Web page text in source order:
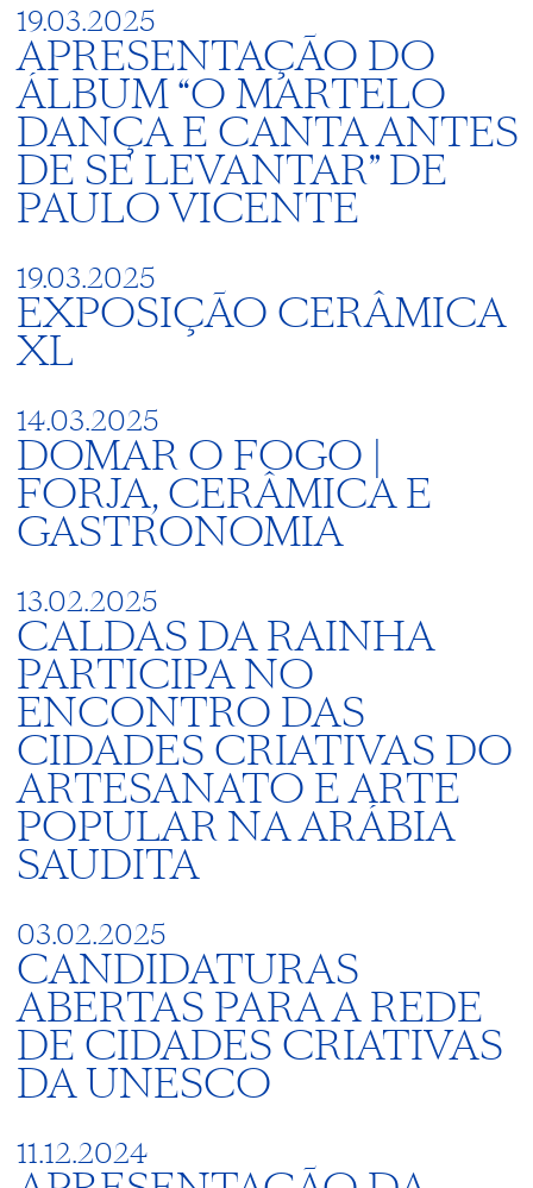
19.03.2025
APRESENTAÇÃO DO
ÁLBUM “O MARTELO
DANÇA E CANTA ANTES
DE SE LEVANTAR” DE
PAULO VICENTE
19.03.2025
EXPOSIÇÃO CERÂMICA
XL
14.03.2025
DOMAR O FOGO |
FORJA, CERÂMICA E
GASTRONOMIA
13.02.2025
CALDAS DA RAINHA
PARTICIPA NO
ENCONTRO DAS
CIDADES CRIATIVAS DO
ARTESANATO E ARTE
POPULAR NA ARÁBIA
SAUDITA
03.02.2025
CANDIDATURAS
ABERTAS PARA A REDE
DE CIDADES CRIATIVAS
DA UNESCO
11.12.2024